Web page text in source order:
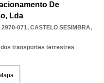
De
Lda
2970-071, CASTELO SESIMBRA,
transportes terrestres